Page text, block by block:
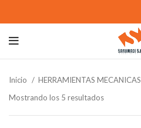
Inicio HERRAMIENTAS MECANICAS
Mostrando los 5 resultados